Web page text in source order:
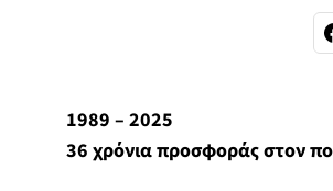
1989 – 2025
36 χρόνια προσφοράς στον